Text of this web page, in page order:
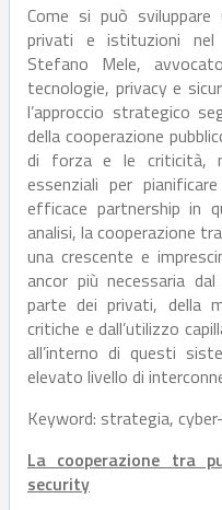
Come si può
privati e istituzioni nel
Stefano Mele,
tecnologie, privacy e
l’approccio strategico
della cooperazione
di forza e le criticità,
essenziali per
efficace partnership in
analisi, la cooperazione
una crescente e
ancor più necessaria
parte dei privati, della
critiche e dall’utilizzo
all’interno di questi
elevato livello di
Keyword: strategia,
La cooperazione tra
security